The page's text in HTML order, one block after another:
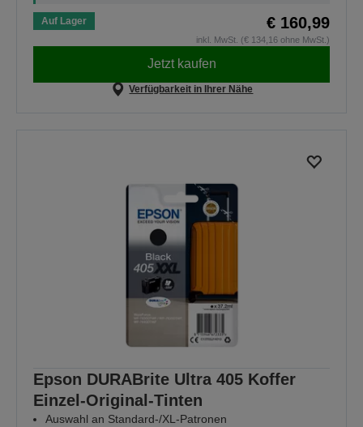
Auf Lager € 160,99
inkl. MwSt. (€ 134,16 ohne MwSt.)
Jetzt kaufen
Verfügbarkeit in Ihrer Nähe
Epson DURABrite Ultra 405 Koffer
Einzel-Original-Tinten
Auswahl an Standard-/XL-Patronen